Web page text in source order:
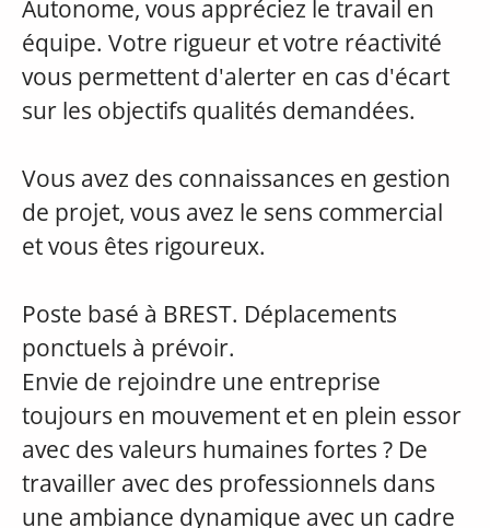
Autonome, vous appréciez le travail en
équipe. Votre rigueur et votre réactivité
vous permettent d'alerter en cas d'écart
sur les objectifs qualités demandées.
Vous avez des connaissances en gestion
de projet, vous avez le sens commercial
et vous êtes rigoureux.
Poste basé à BREST. Déplacements
ponctuels à prévoir.
Envie de rejoindre une entreprise
toujours en mouvement et en plein essor
avec des valeurs humaines fortes ? De
travailler avec des professionnels dans
une ambiance dynamique avec un cadre